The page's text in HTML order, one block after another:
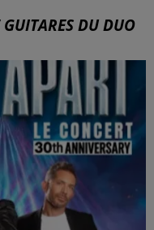
DU DUO